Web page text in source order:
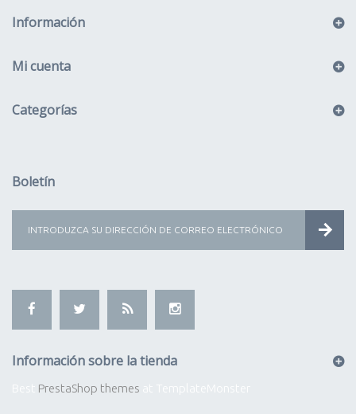
Información
Mi cuenta
Categorías
Boletín
Información sobre la tienda
PrestaShop themes